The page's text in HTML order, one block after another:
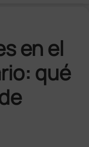
en el
qué